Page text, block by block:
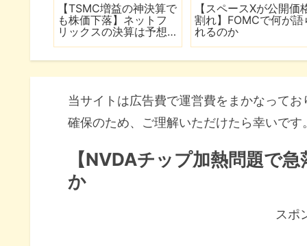
【TSMC増益の神決算で
も株価下落】ネットフ
リックスの決算は予想
【スペースXが公開価
割れ】FOMCで何が語
れるのか
当サイトは広告費で運営費をまかなって
確保のため、ご理解いただけたら幸いです
【NVDAチップ加熱問題で
か
スポ